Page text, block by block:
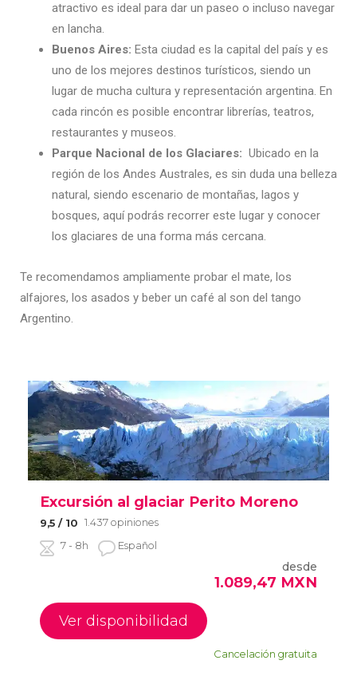
atractivo es ideal para dar un paseo o incluso navegar
en lancha.
Buenos Aires: Esta ciudad es la capital del país y es
uno de los mejores destinos turísticos, siendo un
lugar de mucha cultura y representación argentina. En
cada rincón es posible encontrar librerías, teatros,
restaurantes y museos.
Parque Nacional de los Glaciares: Ubicado en la
región de los Andes Australes, es sin duda una belleza
natural, siendo escenario de montañas, lagos y
bosques, aquí podrás recorrer este lugar y conocer
los glaciares de una forma más cercana.
Te recomendamos ampliamente probar el mate, los
alfajores, los asados y beber un café al son del tango
Argentino.